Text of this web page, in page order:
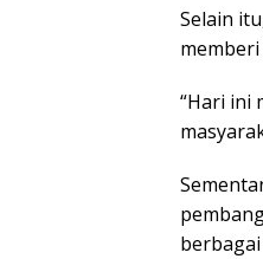
Selain
“Hari ini